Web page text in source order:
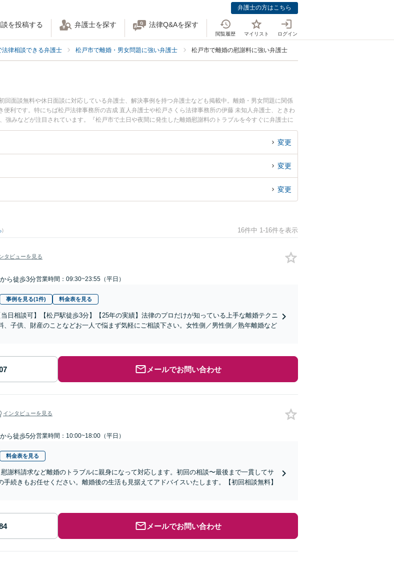
弁護士の方はこちら
を投稿する 弁護士を探す 法律Q&Aを探す
閲覧履歴 マイリスト ログイン
法律相談できる弁護士 松戸市で離婚・男女問題に強い弁護士 松戸市で離婚の慰謝料に強い弁護士
面談無料や休日面談に対応している弁護士、解決事例を持つ弁護士なども掲載中。離婚・男女問題に関係
利です。特にちば松戸法律事務所の吉成 直人弁護士や松戸さくら法律事務所の伊藤 未知人弁護士、ときわ
みなどが注目されています。『松戸市で土日や夜間に発生した離婚慰謝料のトラブルを今すぐに弁護士に
検索したい』『初回相談無料で離婚慰謝料を法律相談できる松戸市内の弁護士に相談予約したい』などでお
変更
変更
変更
) 16件中 1-16件を表示
タビューを見る
から徒歩3分営業時間：09:30~23:55（平日）
事例を見る(1件) 料金表を見る
当日相談可】【松戸駅徒歩3分】【25年の実績】法律のプロだけが知っている上手な離婚テクニ
、子供、財産のことなどお一人で悩まず気軽にご相談下さい。女性側／男性側／熟年離婚など
メールでお問い合わせ
インタビューを見る
から徒歩5分営業時間：10:00~18:00（平日）
料金表を見る
慰謝料請求など離婚のトラブルに親身になって対応します。初回の相談〜最後まで一貫してサ
手続きもお任せください。離婚後の生活も見据えてアドバイスいたします。【初回相談無料】
メールでお問い合わせ